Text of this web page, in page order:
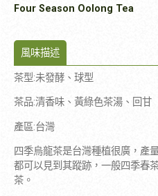
Four Season Oolong Tea
風味描述
茶型:未發酵、球型
茶品:清香味、黃綠色茶湯、回甘
產區:台灣
四季烏龍茶是台灣種植很廣，產
都可以見到其蹤跡，一般四季春
茶。